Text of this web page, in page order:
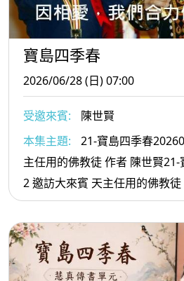
寶島四季春
2026/06/28 (日) 07:00
受邀來賓:
陳世賢
本集主題:
21-寶島四季春
主任用的佛教徒 作者 陳世賢
2 邀訪大來賓 天主任用的佛教